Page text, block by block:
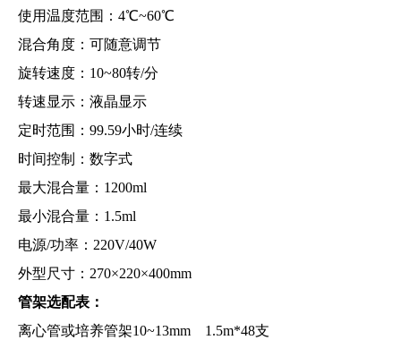
使用温度范围：4℃~60℃
混合角度：可随意调节
旋转速度：10~80转/分
转速显示：液晶显示
定时范围：99.59小时/连续
时间控制：数字式
最大混合量：1200ml
最小混合量：1.5ml
电源/功率：220V/40W
外型尺寸：270×220×400mm
管架选配表：
离心管或培养管架10~13mm 1.5m*48支